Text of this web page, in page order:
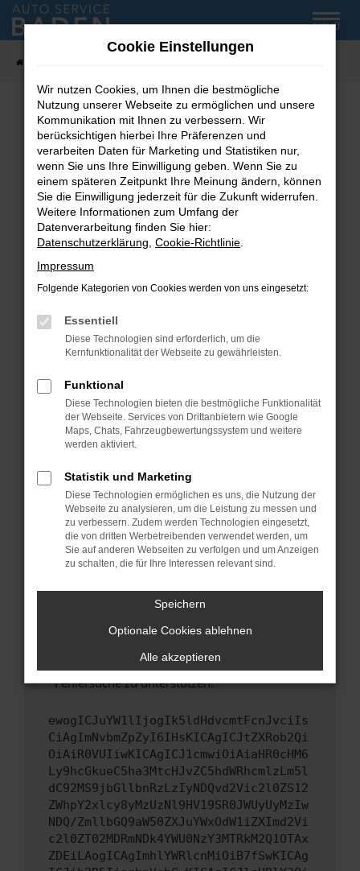
Zum
Hauptinhalt
MENÜ
Fehler: Network Error
Beim Laden ist ein Fehler aufgetreten.
Hier sind ein paar Tipps, die dir helfen können:
Überprüfe deine Firewall und deine
Internetverbindung.
Laden andere Webseiten, zum Beispiel deine
Suchmaschine?
Prüfe deine Browsererweiterungen.
können das Laden bestimmter Seiten
verhindern. Funktioniert die Seite in einem
Fenster?
Starte dein Gerät neu.
Das kann manchmal helfen, vorübergehende
Probleme zu beheben.
Betriebssystem auf dem neuesten Stand
sind.
Veraltete Software birgt nicht nur ein
Sicherheitsrisiko, sondern kann auch dazu
führen, dass bestimmte Funktionen nicht mehr
unterstützt werden.
Wende dich an den Webseitenbetreiber.
Wenn du alle oben genannten Schritte versucht
hast, kontaktiere uns bitte. Wir werden
uns diesen Text schicken, um uns bei der
Fehlersuche zu unterstützen:
ewogICJuYW1lIjogIk5ldHdvcmtFcnJvciIs
CiAgImNvbmZpZyI6IHsKICAgICJtZXRob2Qi
OiAiR0VUIiwKICAgICJ1cmwiOiAiaHR0cHM6
Ly9hcGkueC5ha3MtcHJvZC5hdWRhcmlzLm5l
dC92MS9jbGllbnRzLzIyNDQvd2Vic2l0ZS12
ZWhpY2xlcy8yMzUzNl9HV19SR0JWUyUyMzIw
NDQ/ZmllbGQ9aW50ZXJuYWxOdW1iZXImd2Vi
c2l0ZT02MDRmNDk4YWU0NzY3MTRkM2Q1OTAx
ZDEiLAogICAgImhlYWRlcnMiOiB7fSwKICAg
Cookie Einstellungen
Wir nutzen Cookies, um Ihnen die bestmögliche
Nutzung unserer Webseite zu ermöglichen und unsere
Kommunikation mit Ihnen zu verbessern. Wir
berücksichtigen hierbei Ihre Präferenzen und
verarbeiten Daten für Marketing und Statistiken nur,
wenn Sie uns Ihre Einwilligung geben. Wenn Sie zu
einem späteren Zeitpunkt Ihre Meinung ändern, können
Sie die Einwilligung jederzeit für die Zukunft widerrufen.
Weitere Informationen zum Umfang der
Datenverarbeitung finden Sie hier:
Datenschutzerklärung Cookie-Richtlinie
Impressum
Folgende Kategorien von Cookies werden von uns eingesetzt:
Essentiell
Diese Technologien sind erforderlich, um die
Kernfunktionalität der Webseite zu gewährleisten.
Funktional
Diese Technologien bieten die bestmögliche Funktionalität
der Webseite. Services von Drittanbietern wie Google
Maps, Chats, Fahrzeugbewertungssystem und weitere
werden aktiviert.
Statistik und Marketing
Diese Technologien ermöglichen es uns, die Nutzung der
Webseite zu analysieren, um die Leistung zu messen und
zu verbessern. Zudem werden Technologien eingesetzt,
die von dritten Werbetreibenden verwendet werden, um
Sie auf anderen Webseiten zu verfolgen und um Anzeigen
zu schalten, die für Ihre Interessen relevant sind.
Speichern
Optionale Cookies ablehnen
Alle akzeptieren